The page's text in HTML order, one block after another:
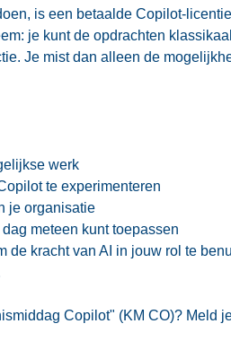
is een betaalde Copilot-licentie
je kunt de opdrachten
Je mist dan alleen de
werk
te experimenteren
je organisatie
meteen kunt toepassen
de kracht van AI in jouw rol te
Copilot" (KM CO)? Meld